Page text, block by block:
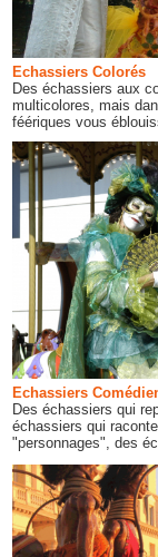
Echassiers Colorés
Des échassiers aux
multicolores, mais
féériques vous
Echassiers
Des échassiers qui
échassiers qui
"personnages", des